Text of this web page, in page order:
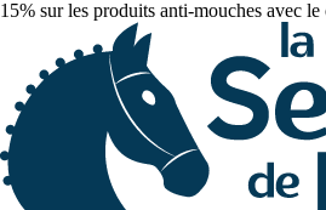
15% sur les produits anti-mouches avec le